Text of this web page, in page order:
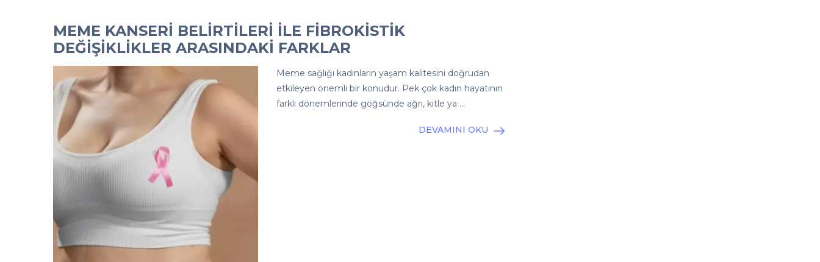
MEME KANSERI BELIRTILERI ILE FIBROKISTIK
DEĞIŞIKLIKLER ARASINDAKI FARKLAR
Meme sağlığı kadınların yaşam kalitesini doğrudan
etkileyen önemli bir konudur. Pek çok kadın hayatının
farklı dönemlerinde göğsünde ağrı, kitle ya …
DEVAMINI OKU